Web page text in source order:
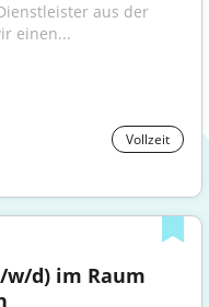
aus der
einen...
Vollzeit
w/d) im Raum